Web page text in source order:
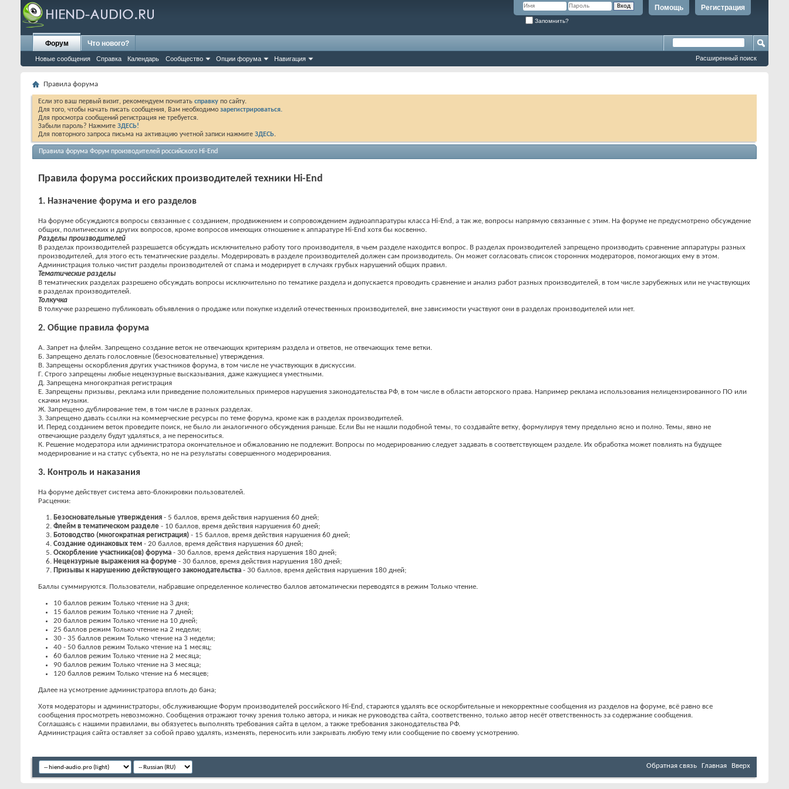
Регистрация
Помощь
Запомнить?
Форум
Новые сообщения Справка Календарь Сообщество Опции форума Навигация
Что нового?
Расширенный поиск
Правила форума
Если это ваш первый визит, рекомендуем почитать справку по сайту.
Для того, чтобы начать писать сообщения, Вам необходимо зарегистрироваться.
Для просмотра сообщений регистрация не требуется.
Забыли пароль? Нажмите ЗДЕСЬ!
Для повторного запроса письма на активацию учетной записи нажмите ЗДЕСЬ.
Правила форума Форум производителей российского Hi-End
Правила форума российских производителей техники Hi-End
1. Назначение форума и его разделов
На форуме обсуждаются вопросы связанные с созданием, продвижением и сопровождением аудиоаппаратуры класса Hi-End, а так же, вопросы напрямую связанные с этим. На форуме не предусмотрено обсуждение
общих, политических и других вопросов, кроме вопросов имеющих отношение к аппаратуре Hi-End хотя бы косвенно.
Разделы производителей
В разделах производителей разрешается обсуждать исключительно работу того производителя, в чьем разделе находится вопрос. В разделах производителей запрещено производить сравнение аппаратуры разных
производителей, для этого есть тематические разделы. Модерировать в разделе производителей должен сам производитель. Он может согласовать список сторонних модераторов, помогающих ему в этом.
Администрация только чистит разделы производителей от спама и модерирует в случаях грубых нарушений общих правил.
Тематические разделы
В тематических разделах разрешено обсуждать вопросы исключительно по тематике раздела и допускается проводить сравнение и анализ работ разных производителей, в том числе зарубежных или не участвующих
в разделах производителей.
Толкучка
В толкучке разрешено публиковать объявления о продаже или покупке изделий отечественных производителей, вне зависимости участвуют они в разделах производителей или нет.
2. Общие правила форума
А. Запрет на флейм. Запрещено создание веток не отвечающих критериям раздела и ответов, не отвечающих теме ветки.
Б. Запрещено делать голословные (безосновательные) утверждения.
В. Запрещены оскорбления других участников форума, в том числе не участвующих в дискуссии.
Г. Строго запрещены любые нецензурные высказывания, даже кажущиеся уместными.
Д. Запрещена многократная регистрация
Е. Запрещены призывы, реклама или приведение положительных примеров нарушения законодательства РФ, в том числе в области авторского права. Например реклама использования нелицензированного ПО или
скачки музыки.
Ж. Запрещено дублирование тем, в том числе в разных разделах.
З. Запрещено давать ссылки на коммерческие ресурсы по теме форума, кроме как в разделах производителей.
И. Перед созданием веток проведите поиск, не было ли аналогичного обсуждения раньше. Если Вы не нашли подобной темы, то создавайте ветку, формулируя тему предельно ясно и полно. Темы, явно не
отвечающие разделу будут удаляться, а не переноситься.
К. Решение модератора или администратора окончательное и обжалованию не подлежит. Вопросы по модерированию следует задавать в соответствующем разделе. Их обработка может повлиять на будущее
модерирование и на статус субъекта, но не на результаты совершенного модерирования.
3. Контроль и наказания
На форуме действует система авто-блокировки пользователей.
Расценки:
Безосновательные утверждения - 5 баллов, время действия нарушения 60 дней;
Флейм в тематическом разделе - 10 баллов, время действия нарушения 60 дней;
Ботоводство (многократная регистрация) - 15 баллов, время действия нарушения 60 дней;
Создание одинаковых тем - 20 баллов, время действия нарушения 60 дней;
Оскорбление участника(ов) форума - 30 баллов, время действия нарушения 180 дней;
Нецензурные выражения на форуме - 30 баллов, время действия нарушения 180 дней;
Пpизывы к наpyшению действyющего законодательства - 30 баллов, время действия нарушения 180 дней;
Баллы суммируются. Пользователи, набравшие определенное количество баллов автоматически переводятся в режим Только чтение.
10 баллов режим Только чтение на 3 дня;
15 баллов режим Только чтение на 7 дней;
20 баллов режим Только чтение на 10 дней;
25 баллов режим Только чтение на 2 недели;
30 - 35 баллов режим Только чтение на 3 недели;
40 - 50 баллов режим Только чтение на 1 месяц;
60 баллов режим Только чтение на 2 месяца;
90 баллов режим Только чтение на 3 месяца;
120 баллов режим Только чтение на 6 месяцев;
Далее на усмотрение администратора вплоть до бана;
Хотя модераторы и администраторы, обслуживающие Форум производителей российского Hi-End, стараются удалять все оскорбительные и некорректные сообщения из разделов на форуме, всё равно все
сообщения просмотреть невозможно. Сообщения отражают точку зрения только автора, и никак не руководства сайта, соответственно, только автор несёт ответственность за содержание сообщения.
Соглашаясь с нашими правилами, вы обязуетесь выполнять требования сайта в целом, а также требования законодательства РФ.
Администрация сайта оставляет за собой право удалять, изменять, переносить или закрывать любую тему или сообщение по своему усмотрению.
Обратная связь Главная Вверх